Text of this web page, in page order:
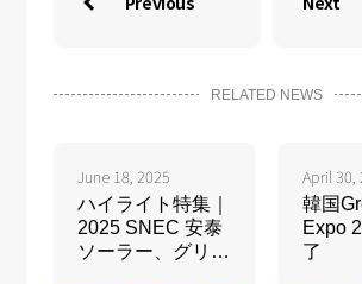
RELATED NEWS
June 18, 2025
ハイライト特集｜
2025 SNEC 安泰
ソーラー、グリー
April 30,
韓国
Expo
了